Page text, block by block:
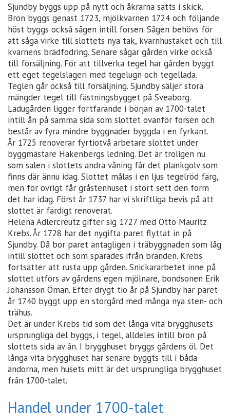
Sjundby byggs upp på nytt och åkrarna sätts i skick.
Bron byggs genast 1723, mjölkvarnen 1724 och följande
höst byggs också sågen intill forsen. Sågen behövs för
att såga virke till slottets nya tak, kvarnhustaket och till
kvarnens brädfodring. Senare sågar gården virke också
till försäljning. För att tillverka tegel har gården byggt
ett eget tegelslageri med tegelugn och tegellada.
Teglen går också till försäljning. Sjundby säljer stora
mängder tegel till fästningsbygget på Sveaborg.
Ladugården ligger fortfarande i början av 1700-talet
intill ån på samma sida som slottet ovanför forsen och
består av fyra mindre byggnader byggda i en fyrkant.
År 1725 renoverar fyrtiotvå arbetare slottet under
byggmästare Hakenbergs ledning. Det är troligen nu
som salen i slottets andra våning får det plankgolv som
finns där ännu idag. Slottet målas i en ljus tegelröd färg,
men för övrigt får gråstenhuset i stort sett den form
det har idag. Först år 1737 har vi skriftliga bevis på att
slottet är färdigt renoverat.
Helena Adlercreutz gifter sig 1727 med Otto Mauritz
Krebs. År 1728 har det nygifta paret flyttat in på
Sjundby. Då bor paret antagligen i träbyggnaden som låg
intill slottet och som sparades ifrån branden. Krebs
fortsätter att rusta upp gården. Snickararbetet inne på
slottet utförs av gårdens egen mjölnare, bondsonen Erik
Johansson Öman. Efter drygt tio år på Sjundby har paret
år 1740 byggt upp en storgård med många nya sten- och
trähus.
Det är under Krebs tid som det långa vita brygghusets
ursprungliga del byggs, i tegel, alldeles intill bron på
slottets sida av ån. I brygghuset bryggs gårdens öl. Det
långa vita brygghuset har senare byggts till i båda
ändorna, men husets mitt är det ursprungliga brygghuset
från 1700-talet.
Handel under 1700-talet